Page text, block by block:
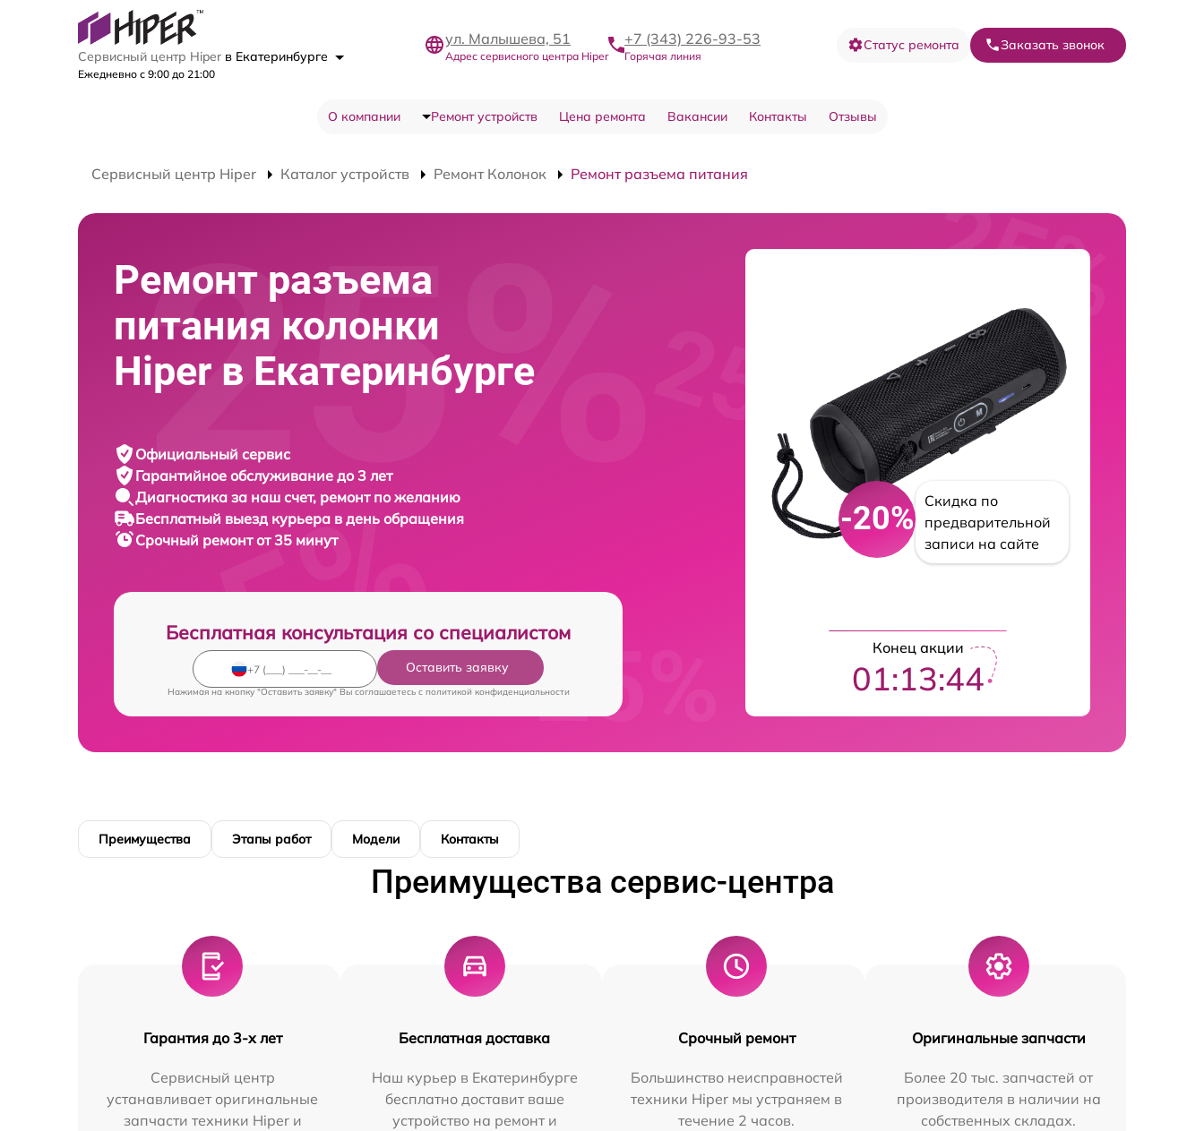
Сервисный центр Hiper в Екатеринбурге
Ежедневно с 9:00 до 21:00
ул. Малышева, 51
Адрес сервисного центра Hiper
+7 (343) 226-93-53
Горячая линия
Статус ремонта Заказать звонок
О компании Ремонт устройств Цена ремонта Вакансии Контакты Отзывы
Сервисный центр Hiper Каталог устройств Ремонт Колонок Ремонт разъема питания
Ремонт разъема
питания колонки
Hiper в Екатеринбурге
Официальный сервис
Гарантийное обслуживание до 3 лет
Диагностика за наш счет, ремонт по желанию
Бесплатный выезд курьера в день обращения
Срочный ремонтот 35 минут
Бесплатная консультация со специалистом
Оставить заявку
Нажимая на кнопку "Оставить заявку" Вы соглашаетесь c политикой конфиденциальности
-20%
Скидка по
предварительной
записи на сайте
Конец акции
01:13:42
Преимущества Этапы работ Модели Контакты
Преимущества сервис-центра
Гарантия до 3-х лет
Сервисный центр
устанавливает оригинальные
запчасти техники Hiper и
Бесплатная доставка
Наш курьер в Екатеринбурге
бесплатно доставит ваше
устройство на ремонт и
Срочный ремонт
Большинство неисправностей
техники Hiper мы устраняем в
течение 2 часов.
Оригинальные запчасти
Более 20 тыс. запчастей от
производителя в наличии на
собственных складах.